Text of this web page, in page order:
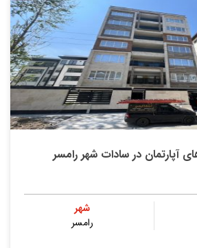
آپارتمان در سادات شهر رامسر
شهر
رامسر